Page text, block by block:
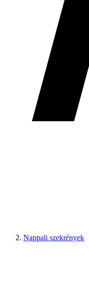
Nappali szekrények